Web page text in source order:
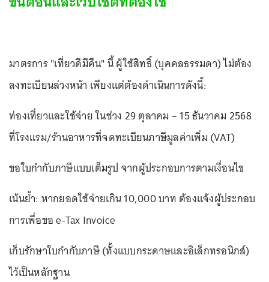
มาตรการ "เที่ยวดีมีคืน" นี้ ผู้ใช้สิทธิ์ (บุคคลธรรมดา) ไม่ต้อง
ลงทะเบียนล่วงหน้า เพียงแต่ต้องดำเนินการดังนี้:
ท่องเที่ยวและใช้จ่าย ในช่วง 29 ตุลาคม – 15 ธันวาคม 2568
ที่โรงแรม/ร้านอาหารที่จดทะเบียนภาษีมูลค่าเพิ่ม (VAT)
ขอใบกำกับภาษีแบบเต็มรูป จากผู้ประกอบการตามเงื่อนไข
เน้นย้ำ: หากยอดใช้จ่ายเกิน 10,000 บาท ต้องแจ้งผู้ประกอบ
การเพื่อขอ e-Tax Invoice
เก็บรักษาใบกำกับภาษี (ทั้งแบบกระดาษและอิเล็กทรอนิกส์)
ไว้เป็นหลักฐาน